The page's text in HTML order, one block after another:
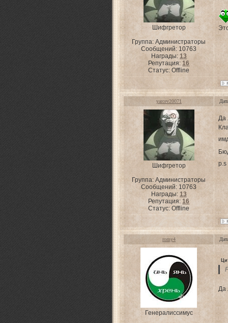
Шифгретор
Группа: Администраторы
Сообщений: 10763
Награды: 13
Репутация:16
Статус:Offline
yarcev20071
Шифгретор
Группа: Администраторы
Сообщений: 10763
Награды: 13
Репутация:16
Статус:Offline
Да
romy4
Генералиссимус
Да